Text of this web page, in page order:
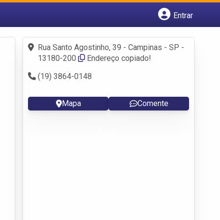
Entrar
Fazer login
Criar conta
Rua Santo Agostinho, 39 - Campinas - SP -
13180-200
Endereço copiado!
(19) 3864-0148
Mapa Comente